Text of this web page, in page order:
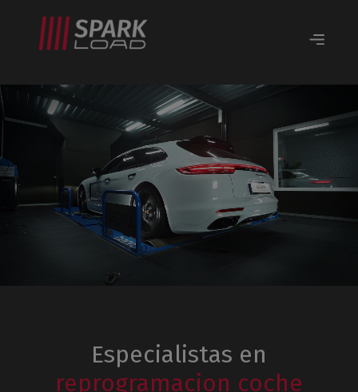
Especialistas en
reprogramacion coche